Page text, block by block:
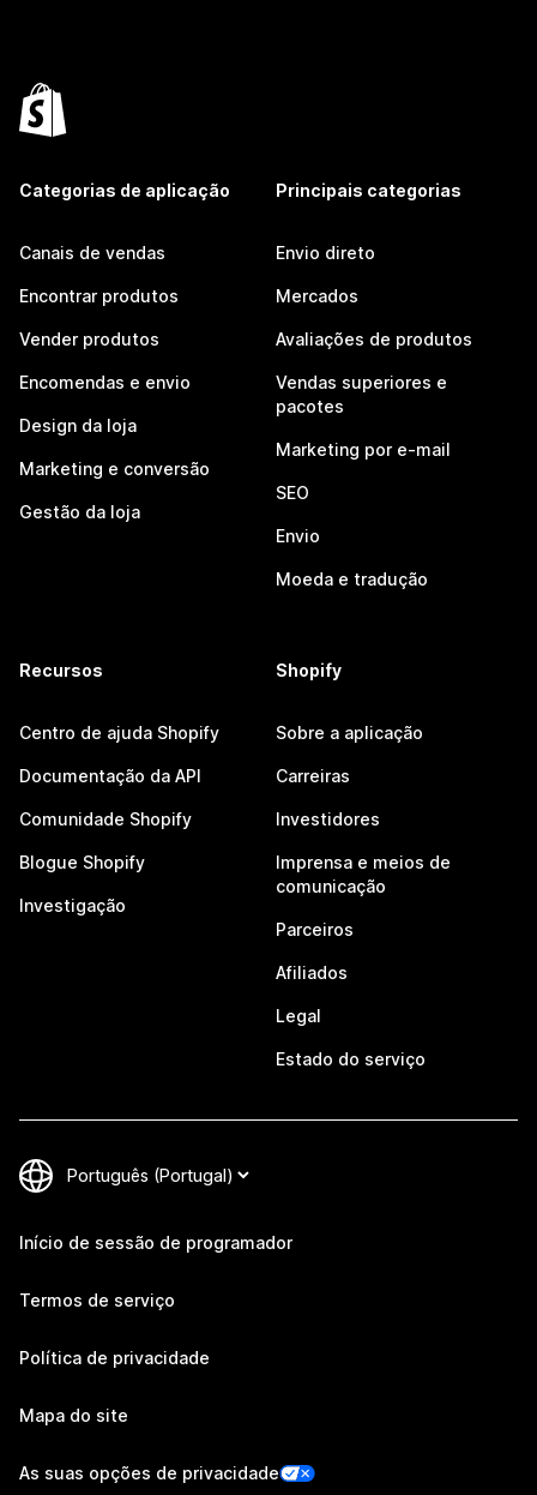
Categorias de aplicação
Canais de vendas
Encontrar produtos
Vender produtos
Encomendas e envio
Design da loja
Marketing e conversão
Gestão da loja
Principais categorias
Envio direto
Mercados
Avaliações de produtos
Vendas superiores e
pacotes
Marketing por e-mail
SEO
Envio
Moeda e tradução
Recursos
Centro de ajuda Shopify
Documentação da API
Comunidade Shopify
Blogue Shopify
Investigação
Shopify
Sobre a aplicação
Carreiras
Investidores
Imprensa e meios de
comunicação
Parceiros
Afiliados
Legal
Estado do serviço
Início de sessão de programador
Termos de serviço
Política de privacidade
Mapa do site
As suas opções de privacidade